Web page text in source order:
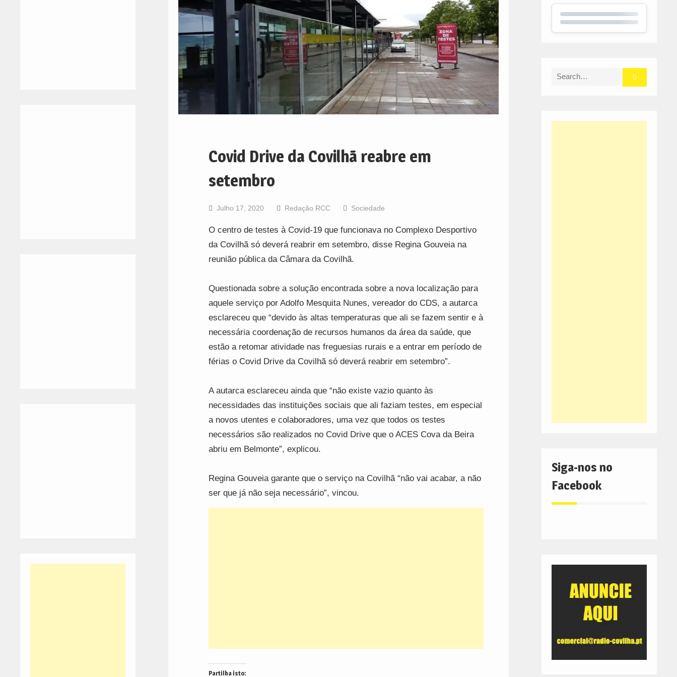
Covid Drive da Covilhã reabre em
setembro
Julho 17, 2020 Redação RCC Sociedade
O centro de testes à Covid-19 que funcionava no Complexo Desportivo
da Covilhã só deverá reabrir em setembro, disse Regina Gouveia na
reunião pública da Câmara da Covilhã.
Questionada sobre a solução encontrada sobre a nova localização para
aquele serviço por Adolfo Mesquita Nunes, vereador do CDS, a autarca
esclareceu que “devido às altas temperaturas que ali se fazem sentir e à
necessária coordenação de recursos humanos da área da saúde, que
estão a retomar atividade nas freguesias rurais e a entrar em período de
férias o Covid Drive da Covilhã só deverá reabrir em setembro”.
A autarca esclareceu ainda que “não existe vazio quanto às
necessidades das instituições sociais que ali faziam testes, em especial
a novos utentes e colaboradores, uma vez que todos os testes
necessários são realizados no Covid Drive que o ACES Cova da Beira
abriu em Belmonte”, explicou.
Regina Gouveia garante que o serviço na Covilhã “não vai acabar, a não
ser que já não seja necessário”, vincou.
Partilha isto:
Search
Siga-nos no
Facebook